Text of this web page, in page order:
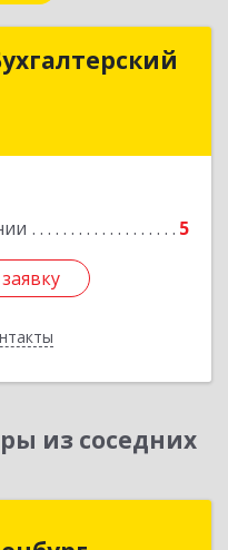
5
Подробнее
из соседних
Бит, Оренбург